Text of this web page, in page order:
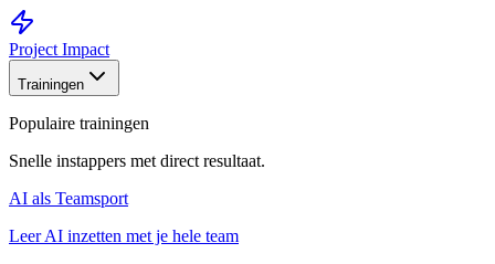
Project Impact
Trainingen
Populaire trainingen
Snelle instappers met direct resultaat.
AI als Teamsport
Leer AI inzetten met je hele team